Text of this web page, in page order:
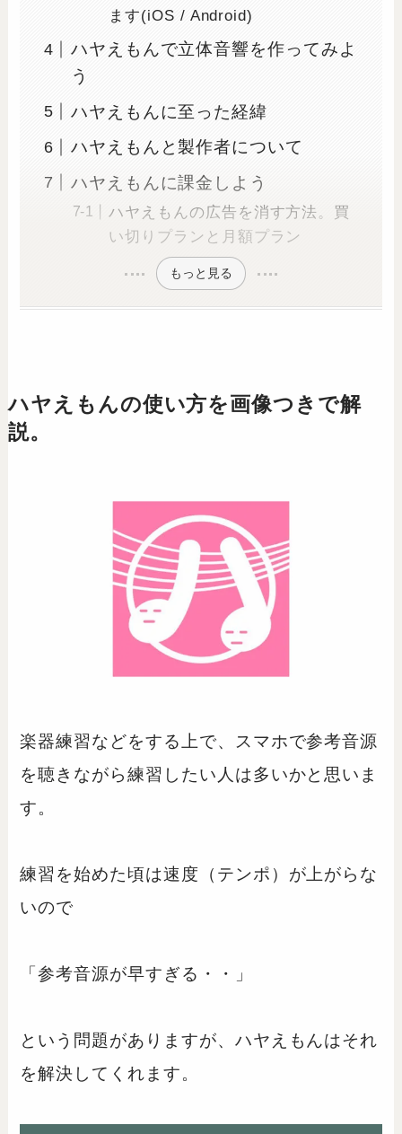
ます(iOS / Android)
ハヤえもんで立体音響を作ってみよ
う
ハヤえもんに至った経緯
ハヤえもんと製作者について
ハヤえもんに課金しよう
ハヤえもんの広告を消す方法。買
い切りプランと月額プラン
もっと見る
ハヤえもんの使い方を画像つきで解
説。
楽器練習などをする上で、スマホで参考音源
を聴きながら練習したい人は多いかと思いま
す。
練習を始めた頃は速度（テンポ）が上がらな
いので
「参考音源が早すぎる・・」
という問題がありますが、ハヤえもんはそれ
を解決してくれます。